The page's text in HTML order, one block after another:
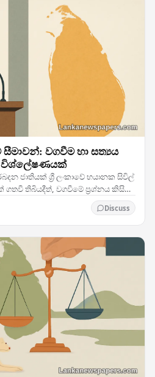
සීමාවන්: වගවීම හා සත්‍යය
විශ්ලේෂණයක්
ජාතියක් ශ්‍රී ලංකාවේ භයානක සිවිල්
තිබියදීත්, වගවීමේ ප්‍රශ්නය කිසිදා
Discuss